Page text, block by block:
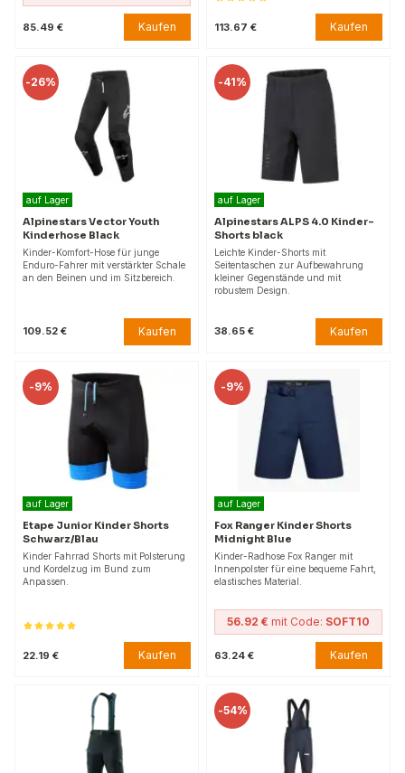
85.49 € Kaufen 113.67 € Kaufen
-26%
auf Lager
Alpinestars Vector Youth
Kinderhose Black
Kinder-Komfort-Hose für junge
Enduro-Fahrer mit verstärkter Schale
an den Beinen und im Sitzbereich.
109.52 € Kaufen
-41%
auf Lager
Alpinestars ALPS 4.0 Kinder-
Shorts black
Leichte Kinder-Shorts mit
Seitentaschen zur Aufbewahrung
kleiner Gegenstände und mit
robustem Design.
38.65 € Kaufen
-9%
auf Lager
Etape Junior Kinder Shorts
Schwarz/Blau
Kinder Fahrrad Shorts mit Polsterung
und Kordelzug im Bund zum
Anpassen.
22.19 € Kaufen
-9%
auf Lager
Fox Ranger Kinder Shorts
Midnight Blue
Kinder-Radhose Fox Ranger mit
Innenpolster für eine bequeme Fahrt,
elastisches Material.
56.92 € mit Code: SOFT10
63.24 € Kaufen
-54%